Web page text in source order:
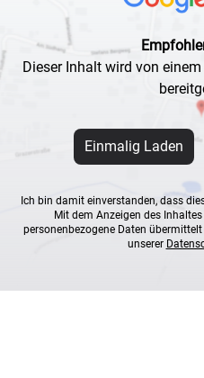
Dieser Inhalt wird von
Einmalig Laden
Ich bin damit einverstanden, dass
Mit dem Anzeigen des
personenbezogene Daten
unserer